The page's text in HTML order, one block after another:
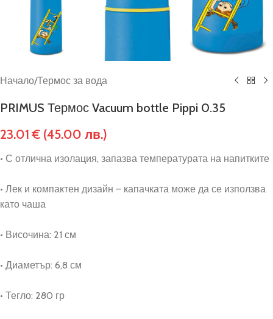
Начало/Термос за вода
PRIMUS Термос Vacuum bottle Pippi 0.35
23.01€ (45.00 лв.)
• С отлична изолация, запазва температурата на напитките
• Лек и компактен дизайн – капачката може да се използва
като чаша
• Височина: 21 см
• Диаметър: 6,8 см
• Тегло: 280 гр